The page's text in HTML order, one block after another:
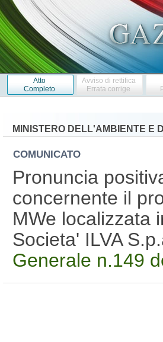
Atto
Completo
Avviso di rettifica
Errata corrige
MINISTERO DELL'AMBIENTE E
COMUNICATO
Pronuncia
concernente il
MWe localizzata
Societa' ILVA
Generale n.149